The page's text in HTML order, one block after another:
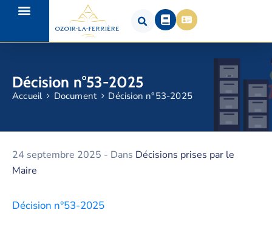
Décision n°53-2025
Accueil Document Décision n°53-2025
24 septembre 2025 - Dans Décisions prises par le
Maire
Décision n°53-2025